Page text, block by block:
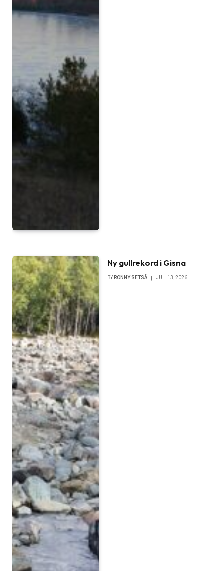
Ny gullrekord i Gisna
BY RONNY SETSÅ JULI 13, 2026